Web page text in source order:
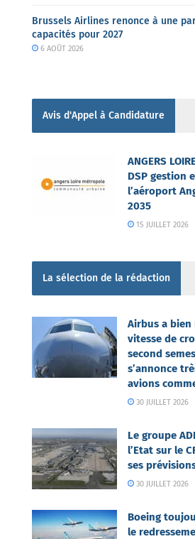
Brussels Airlines renonce à une
capacités pour 2027
6 AOÛT 2026
Avis d'Appel à Candidature
ANGERS
DSP gestion
l’aéroport
2035
15 JUILLET 2026
La sélection de la rédaction
Airbus a
vitesse de
second
s’annonce
avions
30 JUILLET 2026
Le groupe
l’Etat sur le
ses
30 JUILLET 2026
Boeing
le